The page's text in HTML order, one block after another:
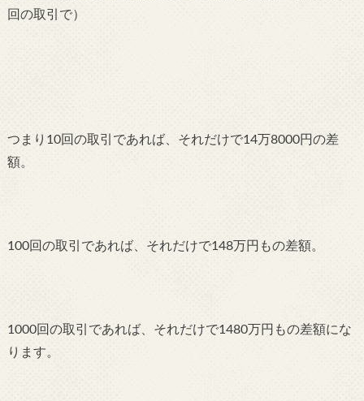
回の取引で）
つまり10回の取引であれば、それだけで14万8000円の差
額。
100回の取引であれば、それだけで148万円もの差額。
1000回の取引であれば、それだけで1480万円もの差額にな
ります。